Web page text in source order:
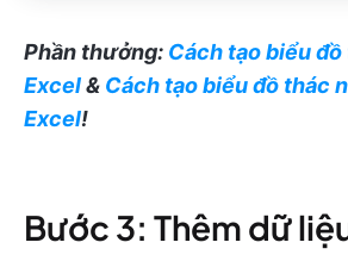
Phần thưởng: Cách tạo biểu
Excel& Cách tạo biểu đồ thác
Excel!
Bước 3: Thêm dữ